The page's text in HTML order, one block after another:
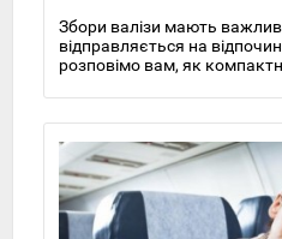
Збори валізи мають
відправляється на
розповімо вам, як